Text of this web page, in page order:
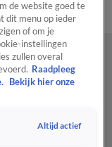
PanelVideo's
de website goed te
dit menu op ieder
of om je
instellingen
zullen overal
Raadpleeg
Bekijk hier onze
Altijd actief